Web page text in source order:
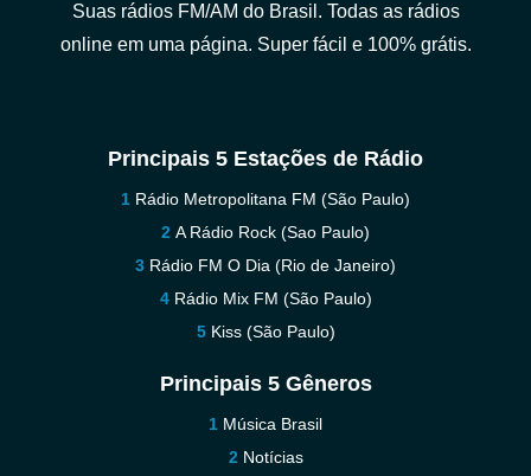
Suas rádios FM/AM do Brasil. Todas as rádios
online em uma página. Super fácil e 100% grátis.
Principais 5 Estações de Rádio
Rádio Metropolitana FM (São Paulo)
A Rádio Rock (Sao Paulo)
Rádio FM O Dia (Rio de Janeiro)
Rádio Mix FM (São Paulo)
Kiss (São Paulo)
Principais 5 Gêneros
Música Brasil
Notícias